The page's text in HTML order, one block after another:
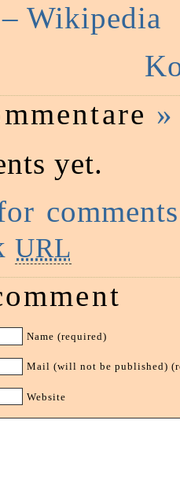
Wikipedia
»
yet.
URL
Name (required)
Mail (will not be published)
Website